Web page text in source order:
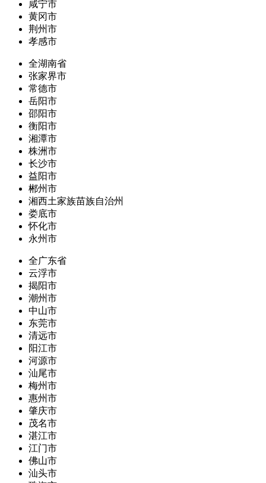
咸宁市
黄冈市
荆州市
孝感市
全湖南省
张家界市
常德市
岳阳市
邵阳市
衡阳市
湘潭市
株洲市
长沙市
益阳市
郴州市
湘西土家族苗族自治州
娄底市
怀化市
永州市
全广东省
云浮市
揭阳市
潮州市
中山市
东莞市
清远市
阳江市
河源市
汕尾市
梅州市
惠州市
肇庆市
茂名市
湛江市
江门市
佛山市
汕头市